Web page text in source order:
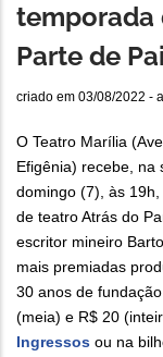
temporada
Parte de
criado em 03/08/2022 -
O Teatro Marília
Efigênia) recebe, na
domingo (7), às 19h,
de teatro Atrás do
escritor mineiro
mais premiadas
30 anos de
(meia) e R$ 20
Ingressos ou na